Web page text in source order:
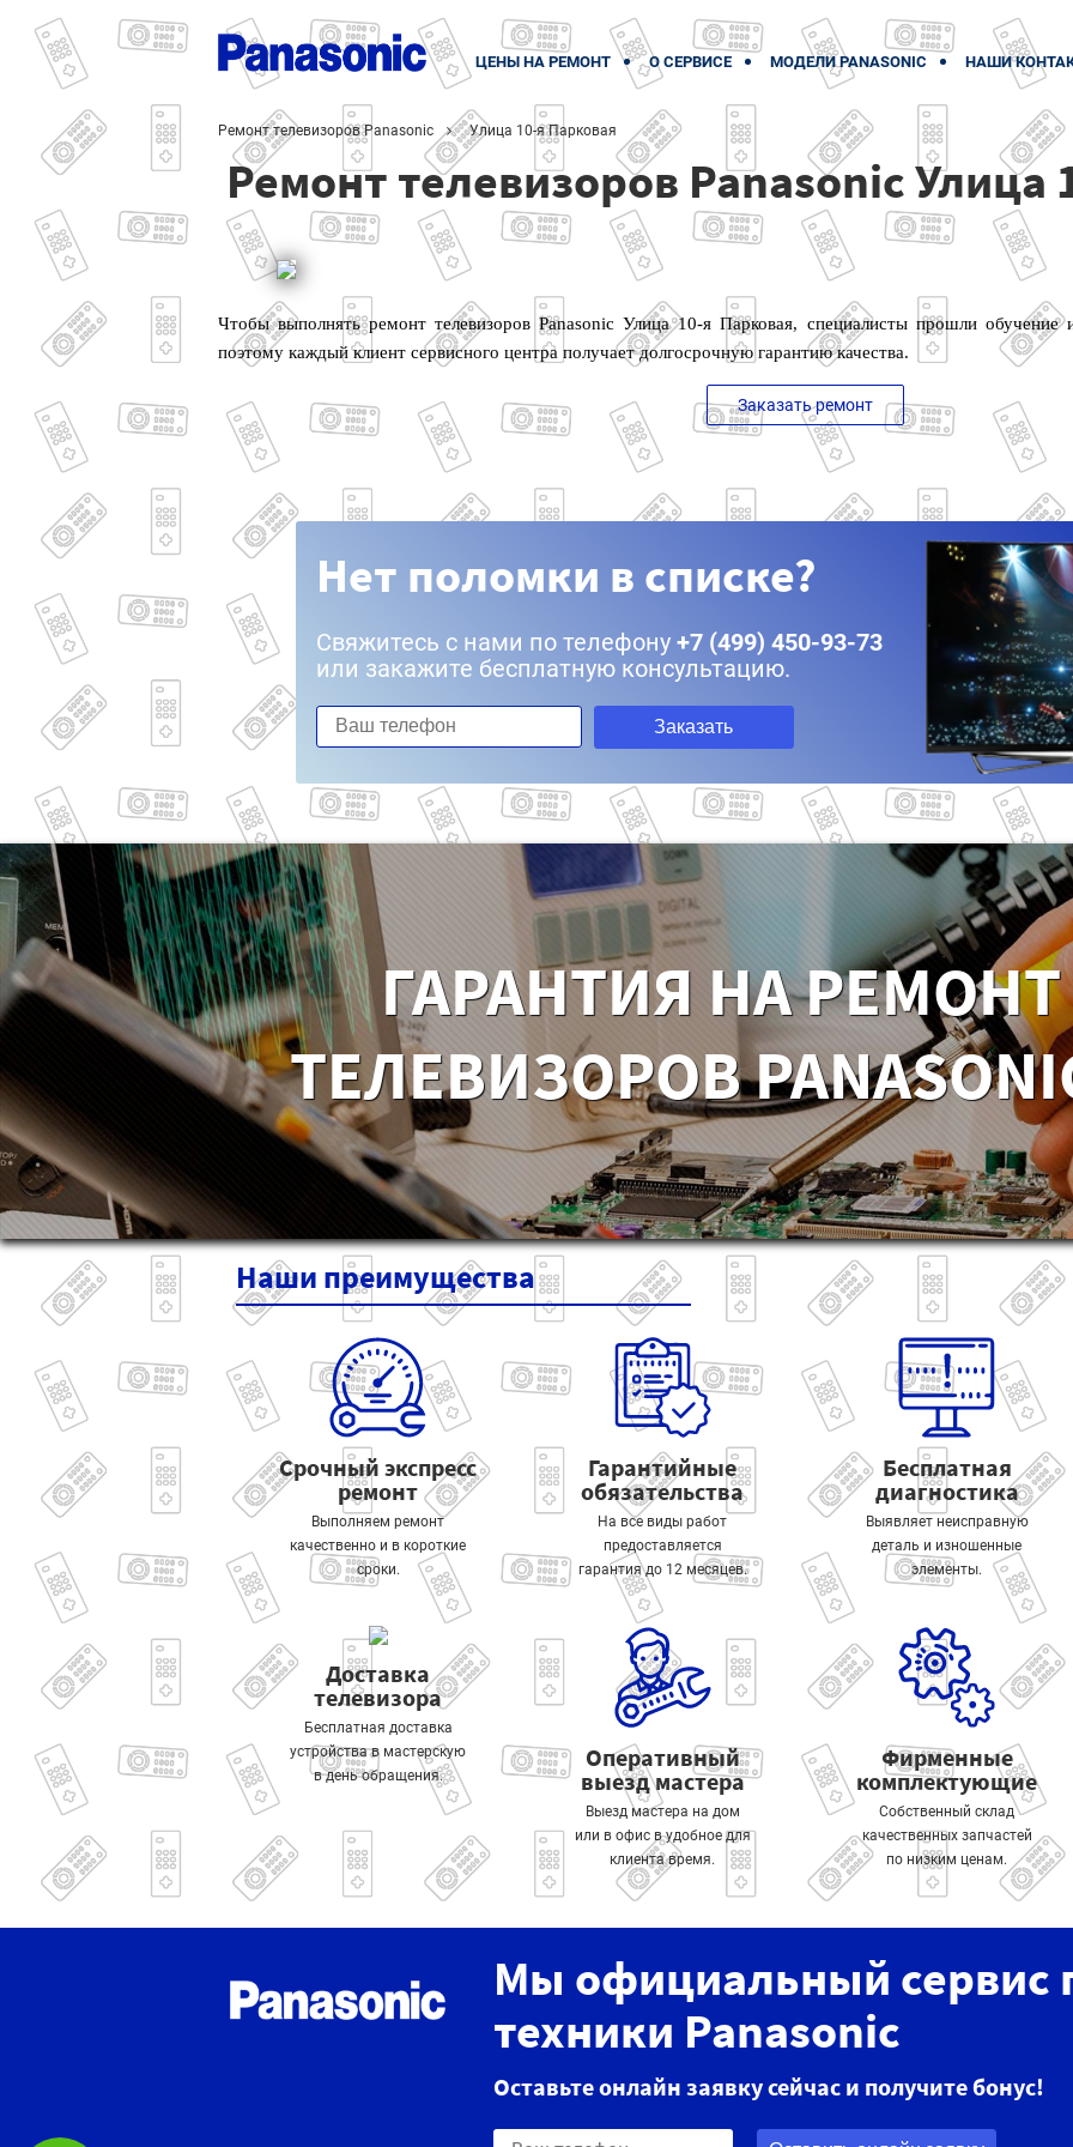
ЦЕНЫ НА РЕМОНТ О СЕРВИСЕ МОДЕЛИ PANASONIC НАШИ
Ремонт телевизоров Panasonic Улица 10-я Парковая
Ремонт телевизоров Panasonic Улица
Чтобы выполнять ремонт телевизоров Panasonic Улица 10-я Парковая, специалисты прошли
поэтому каждый клиент сервисного центра получает долгосрочную гарантию качества.
Заказать ремонт
Нет поломки в списке?
Свяжитесь с нами по телефону +7 (499) 450-93-73
или закажите бесплатную консультацию.
Заказать
ГАРАНТИЯ НА РЕМОНТ
ТЕЛЕВИЗОРОВ
Наши преимущества
Срочный экспресс
ремонт
Выполняем ремонт
качественно и в короткие
сроки.
Гарантийные
обязательства
На все виды работ
предоставляется
гарантия до 12 месяцев.
Бесплатная
диагностика
Выявляет неисправную
деталь и изношенные
элементы.
Доставка
телевизора
Бесплатная доставка
устройства в мастерскую
в день обращения.
Оперативный
выезд мастера
Выезд мастера на дом
или в офис в удобное для
клиента время.
Фирменные
комплектующие
Собственный склад
качественных запчастей
по низким ценам.
Мы официальный сервис
техники Panasonic
Оставьте онлайн заявку сейчас и получите бонус!